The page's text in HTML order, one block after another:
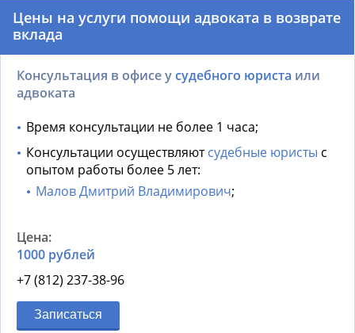
Цены на услуги помощи адвоката в возврате
вклада
Консультация в офисе усудебного юриста или
адвоката
Время консультации не более 1 часа;
Консультации осуществляютсудебные юристы с
опытом работы более 5 лет:
Малов Дмитрий Владимирович;
1000 рублей
+7 (812) 237-38-96
Записаться